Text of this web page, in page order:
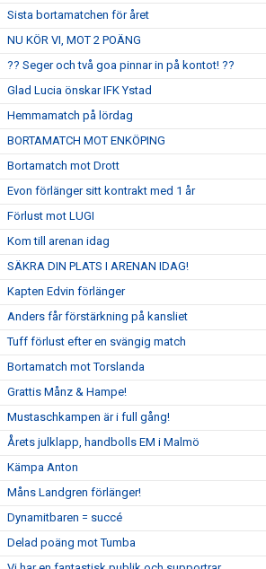
Sista bortamatchen för året
NU KÖR VI, MOT 2 POÄNG
?? Seger och två goa pinnar in på kontot! ??
Glad Lucia önskar IFK Ystad
Hemmamatch på lördag
BORTAMATCH MOT ENKÖPING
Bortamatch mot Drott
Evon förlänger sitt kontrakt med 1 år
Förlust mot LUGI
Kom till arenan idag
SÄKRA DIN PLATS I ARENAN IDAG!
Kapten Edvin förlänger
Anders får förstärkning på kansliet
Tuff förlust efter en svängig match
Bortamatch mot Torslanda
Grattis Månz & Hampe!
Mustaschkampen är i full gång!
Årets julklapp, handbolls EM i Malmö
Kämpa Anton
Måns Landgren förlänger!
Dynamitbaren = succé
Delad poäng mot Tumba